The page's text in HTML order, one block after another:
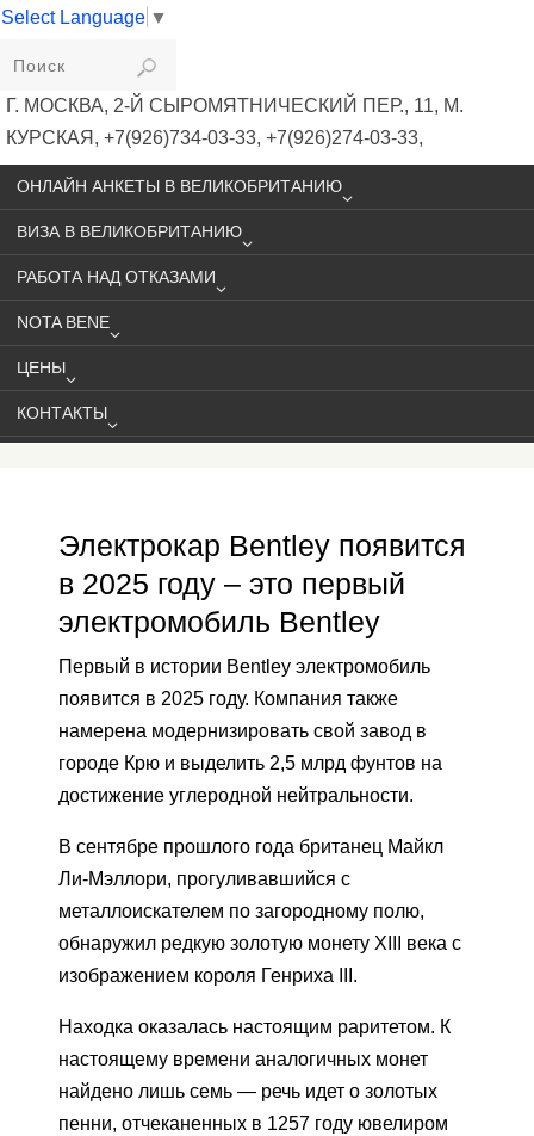
Select Language ▼
VIKIVISA
Г. МОСКВА, 2-Й СЫРОМЯТНИЧЕСКИЙ ПЕР., 11, М.
КУРСКАЯ, +7(926)734-03-33, +7(926)274-03-33,
VISA@VIKIVISA.RU
ОНЛАЙН АНКЕТЫ В ВЕЛИКОБРИТАНИЮ
ВИЗА В ВЕЛИКОБРИТАНИЮ
РАБОТА НАД ОТКАЗАМИ
NOTA BENE
ЦЕНЫ
КОНТАКТЫ
Электрокар Bentley появится
в 2025 году – это первый
электромобиль Bentley
Первый в истории Bentley электромобиль
появится в 2025 году. Компания также
намерена модернизировать свой завод в
городе Крю и выделить 2,5 млрд фунтов на
достижение углеродной нейтральности.
В сентябре прошлого года британец Майкл
Ли-Мэллори, прогуливавшийся с
металлоискателем по загородному полю,
обнаружил редкую золотую монету XIII века с
изображением короля Генриха III.
Находка оказалась настоящим раритетом. К
настоящему времени аналогичных монет
найдено лишь семь — речь идет о золотых
пенни, отчеканенных в 1257 году ювелиром